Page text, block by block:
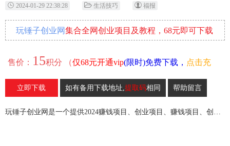
2024-01-29 22:38:28 生活技巧 福报
玩锤子创业网集合全网创业项目及教程，68元即可下载
售价： 15积分 （仅68元开通vip(限时)免费下载， 点击充
）
立即下载 如有备用下载地址,提取码相同 帮助留言
玩锤子创业网是一个提供2024赚钱项目、创业项目、赚钱项目、创业赚钱教程、引流教程的创业网,欢迎来玩锤子创业网！